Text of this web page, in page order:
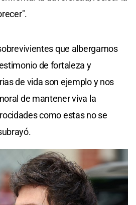
que albergamos
de fortaleza y
de vida son ejemplo y nos
de mantener viva la
como estas no se